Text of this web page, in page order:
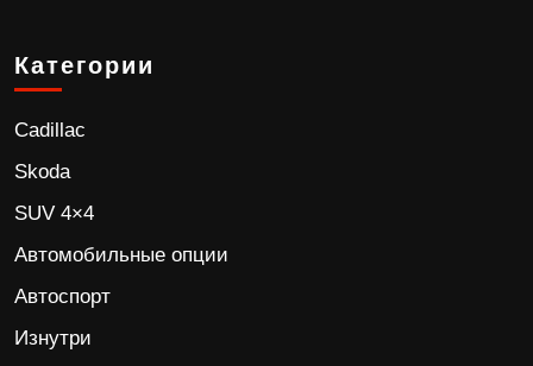
Категории
Cadillac
Skoda
SUV 4×4
Автомобильные опции
Автоспорт
Изнутри